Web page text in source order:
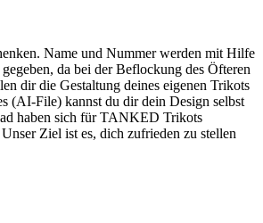
Name und Nummer werden mit Hilfe
da bei der Beflockung des Öfteren
dir die Gestaltung deines eigenen Trikots
(AI-File) kannst du dir dein Design selbst
haben sich für TANKED Trikots
Ziel ist es, dich zufrieden zu stellen